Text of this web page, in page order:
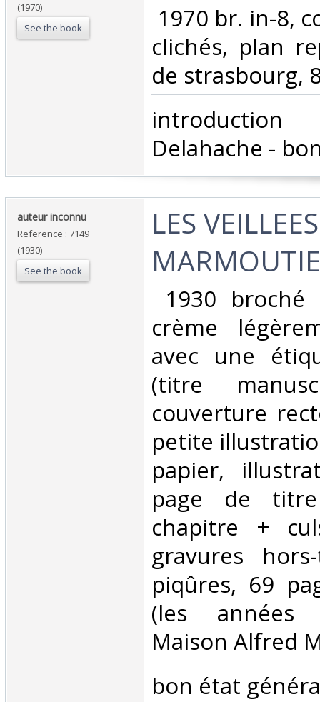
(1970)
See the book
1970 br. in-8,
clichés, plan
de strasbourg,
‎introduction
Delahache -
‎auteur inconnu‎
Reference : 7149
(1930)
See the book
‎LES
1930
crème
avec une
(titre
couverture
petite
papier,
page de
chapitre +
gravures
piqûres, 69
(les années
Maison Alfred
‎bon état